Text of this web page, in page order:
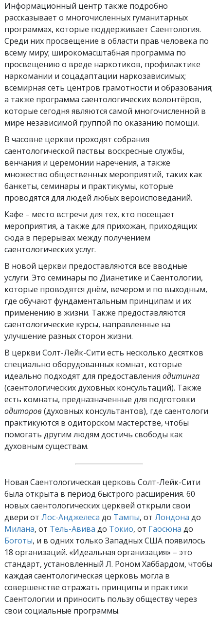
Информационный центр также подробно
рассказывает о многочисленных гуманитарных
программах, которые поддерживает Саентология.
Среди них просвещение в области прав человека по
всему миру; широкомасштабная программа по
просвещению о вреде наркотиков, профилактике
наркомании и соцадаптации наркозависимых;
всемирная сеть центров грамотности и образования;
а также программа саентологических волонтёров,
которые сегодня являются самой многочисленной в
мире независимой группой по оказанию помощи.
В часовне церкви проходят собрания
саентологической паствы: воскресные службы,
венчания и церемонии наречения, а также
множество общественных мероприятий, таких как
банкеты, семинары и практикумы, которые
проводятся для людей любых вероисповеданий.
Кафе – место встречи для тех, кто посещает
мероприятия, а также для прихожан, приходящих
сюда в перерывах между получением
саентологических услуг.
В новой церкви предоставляются все вводные
услуги. Это семинары по Дианетике и Саентологии,
которые проводятся днём, вечером и по выходным,
где обучают фундаментальным принципам и их
применению в жизни. Также предоставляются
саентологические курсы, направленные на
улучшение разных сторон жизни.
В церкви Солт-Лейк-Сити есть несколько десятков
специально оборудованных комнат, которые
идеально подходят для предоставления одитинга
(саентологических духовных консультаций). Также
есть комнаты, предназначенные для подготовки
одиторов (духовных консультантов), где саентологи
практикуются в одиторском мастерстве, чтобы
помогать другим людям достичь свободы как
духовным существам.
Новая Саентологическая церковь Солт-Лейк-Сити
была открыта в период быстрого расширения. 60
новых саентологических церквей открыли свои
двери от Лос-Анджелеса до Тампы, от Лондона до
Милана, от Тель-Авива до Токио, от Гаосюна до
Боготы, и в одних только Западных США появилось
18 организаций. «Идеальная организация» – это
стандарт, установленный Л. Роном Хаббардом, чтобы
каждая саентологическая церковь могла в
совершенстве отражать принципы и практики
Саентологии и приносить пользу обществу через
свои социальные программы.